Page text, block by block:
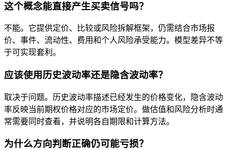
这个概念能直接产生买卖信号吗？
不能。它提供定价、比较或风险拆解框架，仍需结合市场报
价、事件、流动性、费用和个人风险承受能力。模型差异不等
于可实现套利。
应该使用历史波动率还是隐含波动率？
取决于问题。历史波动率描述已经发生的价格变化，隐含波动
率反映当前期权价格对应的市场定价。做估值和风险分析时通
常需要同时查看，并说明各自期限和计算方法。
为什么方向判断正确仍可能亏损？